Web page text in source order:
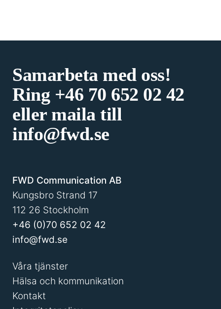
Samarbeta med oss!
Ring +46 70 652 02 42
eller maila till
info@fwd.se
FWD Communication AB
Kungsbro Strand 17
112 26 Stockholm
+46 (0)70 652 02 42
info@fwd.se
Våra tjänster
Hälsa och kommunikation
Kontakt